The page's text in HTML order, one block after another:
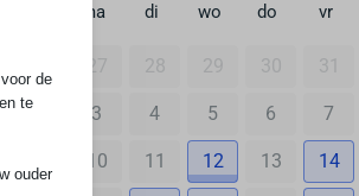
ma di wo do vr
27 28 29 30 31
3 4 5 6 7
10 11 12 13 14
de
te
ouder